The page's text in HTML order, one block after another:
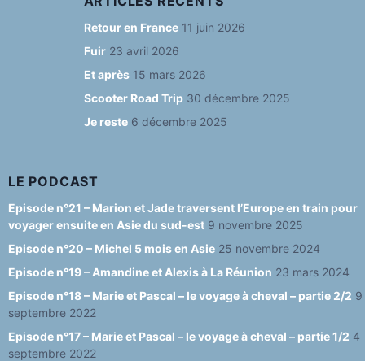
e
b
o
o
k
g
ra
m
s
y
T
e
n
n
el
Retour en France 11 juin 2026
Fuir 23 avril 2026
Et après 15 mars 2026
Scooter Road Trip 30 décembre 2025
Je reste 6 décembre 2025
LE PODCAST
Episode n°21 – Marion et Jade traversent l’Europe en train pour
voyager ensuite en Asie du sud-est 9 novembre 2025
Episode n°20 – Michel 5 mois en Asie 25 novembre 2024
Episode n°19 – Amandine et Alexis à La Réunion 23 mars 2024
Episode n°18 – Marie et Pascal – le voyage à cheval – partie 2/2 9
septembre 2022
Episode n°17 – Marie et Pascal – le voyage à cheval – partie 1/2 4
septembre 2022